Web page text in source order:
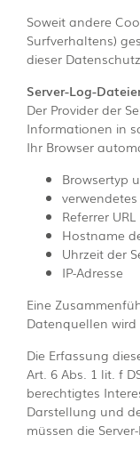
Soweit andere
Surfverhaltens)
dieser
Server-Log-
Der Provider der
Informationen in
Ihr Browser
Browsertyp
Referrer URL
Hostname
Uhrzeit der
IP-Adresse
Eine
Datenquellen
Die Erfassung
Art. 6 Abs. 1 lit. f
berechtigtes
Darstellung und
müssen die